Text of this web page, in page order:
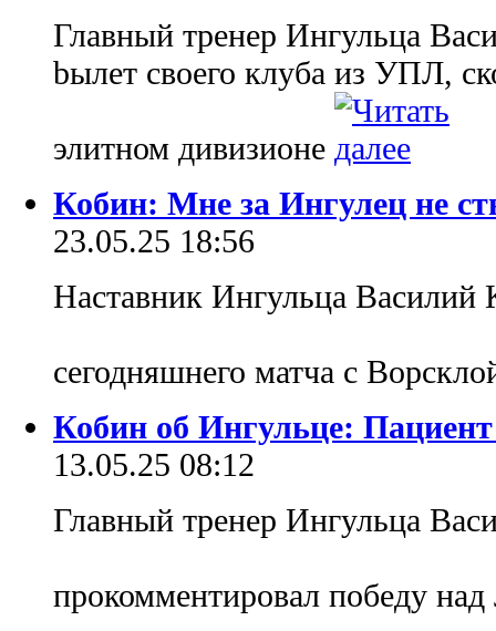
Главный тренер Ингульца
bылeт своего клуба из УПЛ,
элитном дивизионе
Кобин: Мне за Ингулец не
23.05.25 18:56
Наставник Ингульца Василий
сегодняшнего матча с
Кобин об Ингульце:
13.05.25 08:12
Главный тренер Ингульца
прокомментировал победу